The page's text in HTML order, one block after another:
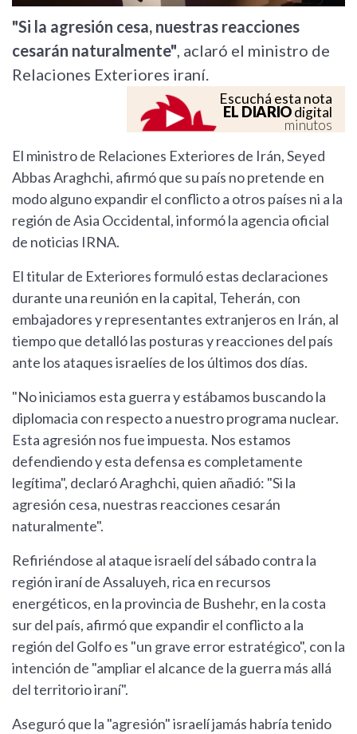
"Si la agresión cesa, nuestras reacciones
cesarán naturalmente", aclaró el ministro de
Relaciones Exteriores iraní.
Escuchá esta nota
EL DIARIOdigital
minutos
El ministro de Relaciones Exteriores de Irán, Seyed
Abbas Araghchi, afirmó que su país no pretende en
modo alguno expandir el conflicto a otros países ni a la
región de Asia Occidental, informó la agencia oficial
de noticias IRNA.
El titular de Exteriores formuló estas declaraciones
durante una reunión en la capital, Teherán, con
embajadores y representantes extranjeros en Irán, al
tiempo que detalló las posturas y reacciones del país
ante los ataques israelíes de los últimos dos días.
"No iniciamos esta guerra y estábamos buscando la
diplomacia con respecto a nuestro programa nuclear.
Esta agresión nos fue impuesta. Nos estamos
defendiendo y esta defensa es completamente
legítima", declaró Araghchi, quien añadió: "Si la
agresión cesa, nuestras reacciones cesarán
naturalmente".
Refiriéndose al ataque israelí del sábado contra la
región iraní de Assaluyeh, rica en recursos
energéticos, en la provincia de Bushehr, en la costa
sur del país, afirmó que expandir el conflicto a la
región del Golfo es "un grave error estratégico", con la
intención de "ampliar el alcance de la guerra más allá
del territorio iraní".
Aseguró que la "agresión" israelí jamás habría tenido